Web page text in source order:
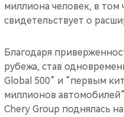
миллиона человек, в том
свидетельствует о
Благодаря
рубежа, став
Global 500” и “первым
миллионов
Chery Group поднялась